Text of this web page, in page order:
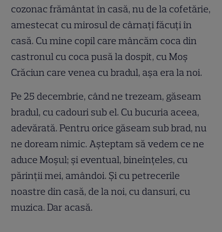
cozonac frământat în casă, nu de la cofetărie,
amestecat cu mirosul de cârnaţi făcuţi în
casă. Cu mine copil care mâncăm coca din
castronul cu coca pusă la dospit, cu Moş
Crăciun care venea cu bradul, aşa era la noi.
Pe 25 decembrie, când ne trezeam, găseam
bradul, cu cadouri sub el. Cu bucuria aceea,
adevărată. Pentru orice găseam sub brad, nu
ne doream nimic. Aşteptam să vedem ce ne
aduce Moşul; şi eventual, bineînţeles, cu
părinţii mei, amândoi. Şi cu petrecerile
noastre din casă, de la noi, cu dansuri, cu
muzica. Dar acasă.